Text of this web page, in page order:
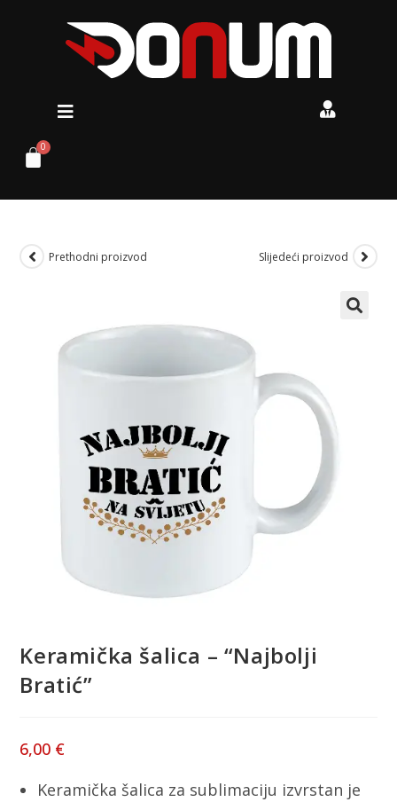
Prethodni proizvod Slijedeći proizvod
Keramička šalica – “Najbolji
Bratić”
6,00 €
Keramička šalica za sublimaciju izvrstan je